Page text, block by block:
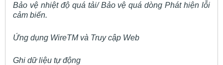
Bảo vệ nhiệt độ quá tải/ Bảo vệ quá dòng Phát hiện lỗi
cảm biến.
Ứng dụng WireTM và Truy cập Web
Ghi dữ liệu tự động